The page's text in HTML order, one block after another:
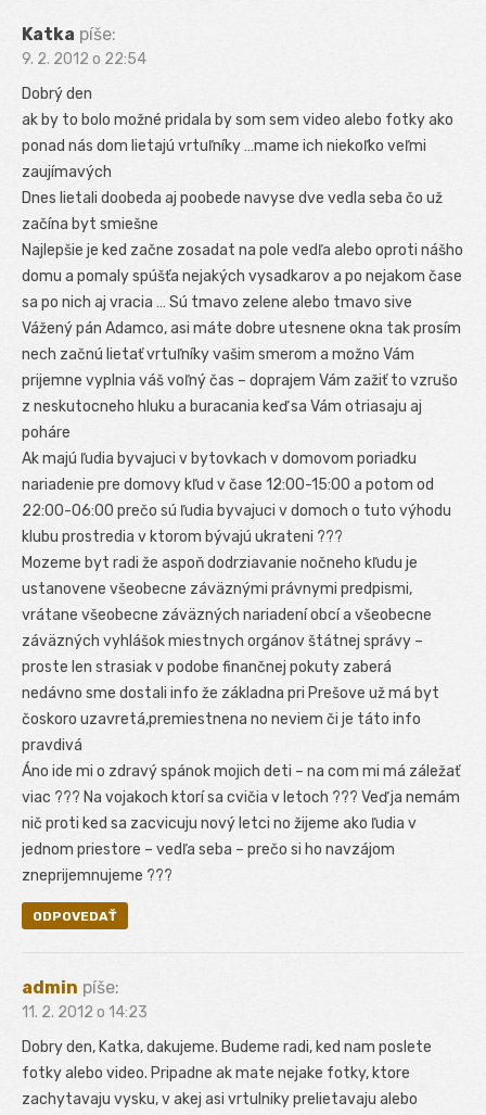
Katka píše:
9. 2. 2012 o 22:54
Dobrý den
ak by to bolo možné pridala by som sem video alebo fotky ako
ponad nás dom lietajú vrtuľníky …mame ich niekoľko veľmi
zaujímavých
Dnes lietali doobeda aj poobede navyse dve vedla seba čo už
začína byt smiešne
Najlepšie je ked začne zosadat na pole vedľa alebo oproti nášho
domu a pomaly spúšťa nejakých vysadkarov a po nejakom čase
sa po nich aj vracia … Sú tmavo zelene alebo tmavo sive
Vážený pán Adamco, asi máte dobre utesnene okna tak prosím
nech začnú lietať vrtuľníky vašim smerom a možno Vám
prijemne vyplnia váš voľný čas – doprajem Vám zažiť to vzrušo
z neskutocneho hluku a buracania keď sa Vám otriasaju aj
poháre
Ak majú ľudia byvajuci v bytovkach v domovom poriadku
nariadenie pre domovy kľud v čase 12:00-15:00 a potom od
22:00-06:00 prečo sú ľudia byvajuci v domoch o tuto výhodu
klubu prostredia v ktorom bývajú ukrateni ???
Mozeme byt radi že aspoň dodrziavanie nočneho kľudu je
ustanovene všeobecne záväznými právnymi predpismi,
vrátane všeobecne záväzných nariadení obcí a všeobecne
záväzných vyhlášok miestnych orgánov štátnej správy –
proste len strasiak v podobe finančnej pokuty zaberá
nedávno sme dostali info že základna pri Prešove už má byt
čoskoro uzavretá,premiestnena no neviem či je táto info
pravdivá
Áno ide mi o zdravý spánok mojich deti – na com mi má záležať
viac ??? Na vojakoch ktorí sa cvičia v letoch ??? Veď ja nemám
nič proti ked sa zacvicuju nový letci no žijeme ako ľudia v
jednom priestore – vedľa seba – prečo si ho navzájom
zneprijemnujeme ???
ODPOVEDAŤ
admin píše:
11. 2. 2012 o 14:23
Dobry den, Katka, dakujeme. Budeme radi, ked nam poslete
fotky alebo video. Pripadne ak mate nejake fotky, ktore
zachytavaju vysku, v akej asi vrtulniky prelietavaju alebo